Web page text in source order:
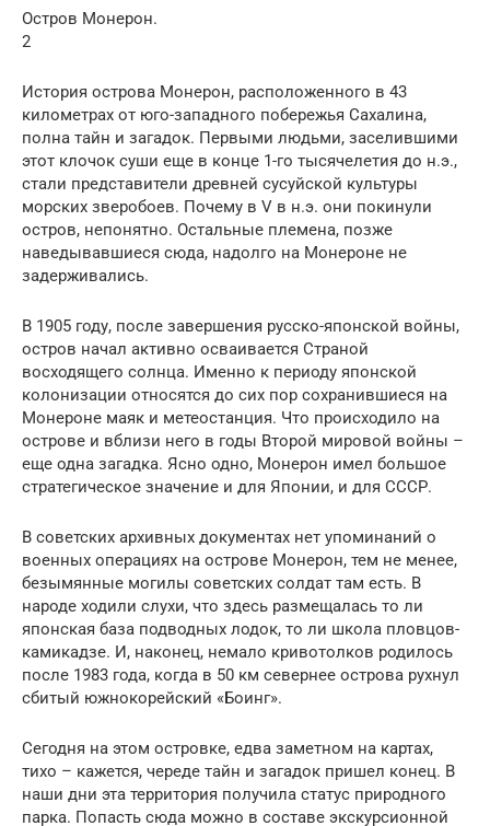
Остров Монерон.
2
История острова Монерон, расположенного в 43
километрах от юго-западного побережья Сахалина,
полна тайн и загадок. Первыми людьми, заселившими
этот клочок суши еще в конце 1-го тысячелетия до н.э.,
стали представители древней сусуйской культуры
морских зверобоев. Почему в V в н.э. они покинули
остров, непонятно. Остальные племена, позже
наведывавшиеся сюда, надолго на Монероне не
задерживались.
В 1905 году, после завершения русско-японской войны,
остров начал активно осваивается Страной
восходящего солнца. Именно к периоду японской
колонизации относятся до сих пор сохранившиеся на
Монероне маяк и метеостанция. Что происходило на
острове и вблизи него в годы Второй мировой войны –
еще одна загадка. Ясно одно, Монерон имел большое
стратегическое значение и для Японии, и для СССР.
В советских архивных документах нет упоминаний о
военных операциях на острове Монерон, тем не менее,
безымянные могилы советских солдат там есть. В
народе ходили слухи, что здесь размещалась то ли
японская база подводных лодок, то ли школа пловцов-
камикадзе. И, наконец, немало кривотолков родилось
после 1983 года, когда в 50 км севернее острова рухнул
сбитый южнокорейский «Боинг».
Сегодня на этом островке, едва заметном на картах,
тихо – кажется, череде тайн и загадок пришел конец. В
наши дни эта территория получила статус природного
парка. Попасть сюда можно в составе экскурсионной